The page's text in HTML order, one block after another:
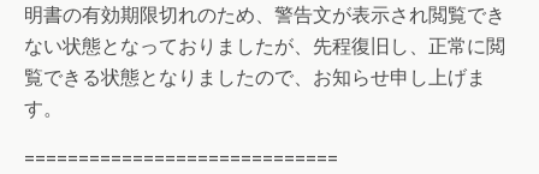
明書の有効期限切れのため、警告文が表示され閲覧でき
ない状態となっておりましたが、先程復旧し、正常に閲
覧できる状態となりましたので、お知らせ申し上げま
す。
=============================